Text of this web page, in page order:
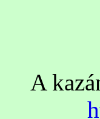
A